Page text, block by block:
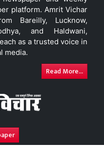
platform. Amrit Vichar
Bareilly, Lucknow,
and Haldwani,
as a trusted voice in
media.
Read More...